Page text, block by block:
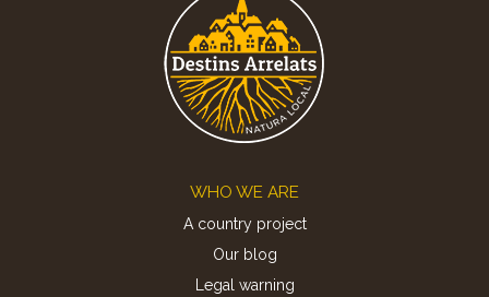
WHO WE ARE
A country project
Our blog
Legal warning